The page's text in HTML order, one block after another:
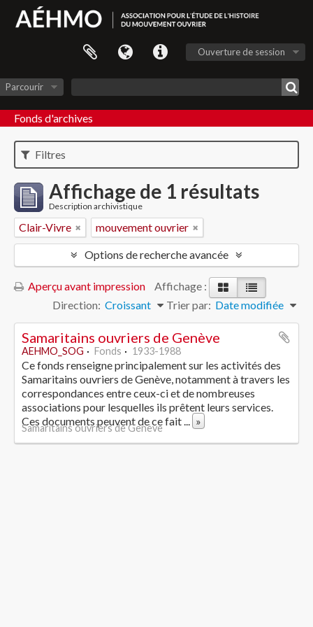
Ouverture de session
Parcourir
Fonds d'archives
Filtres
Affichage de 1 résultats
Description archivistique
Clair-Vivre mouvement ouvrier
Options de recherche avancée
Aperçu avant impression
Affichage :
Trier par: Date modifiée
Direction: Croissant
Samaritains ouvriers de Genève
AEHMO_SOG Fonds 1933-1988
Ce fonds renseigne principalement sur les activités des
Samaritains ouvriers de Genève, notamment à travers les
correspondances entre ceux-ci et de nombreuses
associations pour lesquelles ils prêtent leurs services.
Ces documents peuvent de ce fait... »
Samaritains ouvriers de Genève